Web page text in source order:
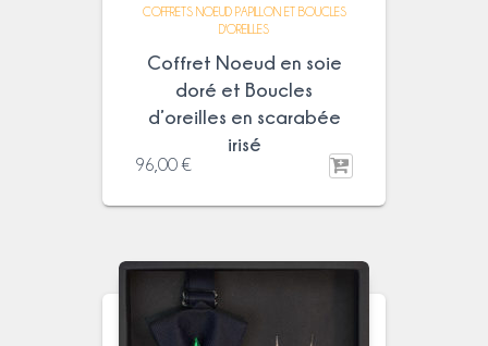
COFFRETS NOEUD PAPILLON ET BOUCLES
D'OREILLES
Coffret Noeud en soie
doré et Boucles
d’oreilles en scarabée
irisé
96,00€